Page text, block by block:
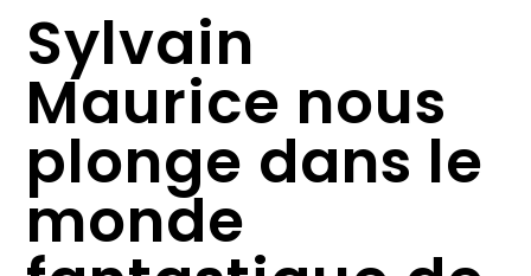
Sylvain
Maurice nous
plonge dans le
monde